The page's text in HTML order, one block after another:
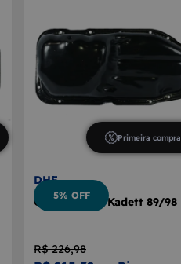
Primeira compra
DHF
Cárter Motor Kadett 89/98
R$ 226,98
5% OFF